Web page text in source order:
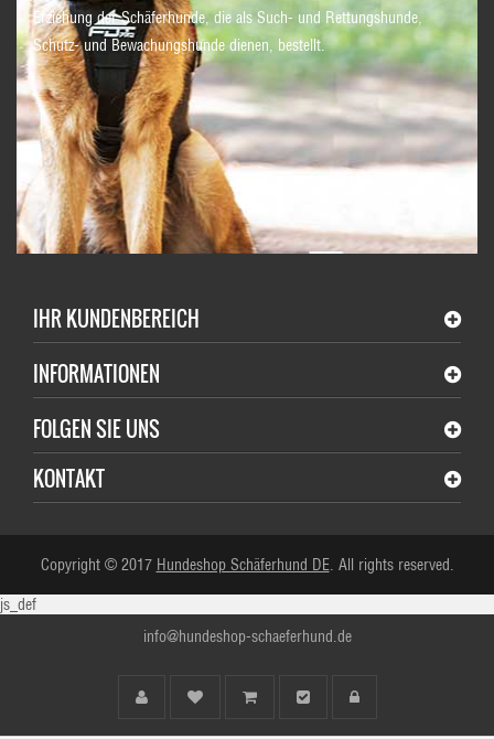
Erziehung der Schäferhunde, die als Such- und Rettungshunde,
Schutz- und Bewachungshunde dienen, bestellt.
IHR KUNDENBEREICH
INFORMATIONEN
FOLGEN SIE UNS
KONTAKT
Copyright © 2017 Hundeshop Schäferhund DE. All rights reserved.
js_def
info@hundeshop-schaeferhund.de